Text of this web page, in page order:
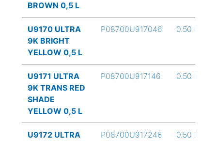
BROWN 0,5 L
U9170 ULTRA
9K BRIGHT
YELLOW 0,5 L
P08700U917046 0.50 L
U9171 ULTRA
9K TRANS RED
SHADE
YELLOW 0,5 L
P08700U917146 0.50 L
U9172 ULTRA P08700U917246 0.50 L